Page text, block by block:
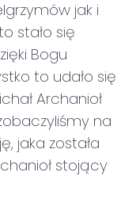
jak i
stało się
Bogu
to udało się
Archanioł
na
jaka została
stojący